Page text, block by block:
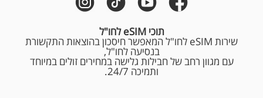
תוכי eSIM לחו"ל
שירות eSIM לחו"ל המאפשר חיסכון בהוצאות התקשורת
בנסיעה לחו"ל,
עם מגוון רחב של חבילות גלישה במחירים זולים במיוחד
ותמיכה 24/7.